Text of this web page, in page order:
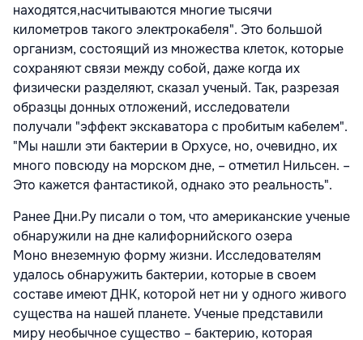
находятся,насчитываются многие тысячи
километров такого электрокабеля". Это большой
организм, состоящий из множества клеток, которые
сохраняют связи между собой, даже когда их
физически разделяют, сказал ученый. Так, разрезая
образцы донных отложений, исследователи
получали "эффект экскаватора с пробитым кабелем".
"Мы нашли эти бактерии в Орхусе, но, очевидно, их
много повсюду на морском дне, – отметил Нильсен. –
Это кажется фантастикой, однако это реальность".
Ранее Дни.Ру писали о том, что американские ученые
обнаружили на дне калифорнийского озера
Моно внеземную форму жизни. Исследователям
удалось обнаружить бактерии, которые в своем
составе имеют ДНК, которой нет ни у одного живого
существа на нашей планете. Ученые представили
миру необычное существо – бактерию, которая